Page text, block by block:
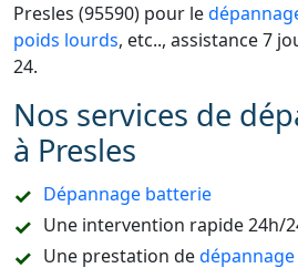
Presles (95590) pour le
poids lourds, etc.., assistance 7
24.
Nos services de
à Presles
Dépannage batterie
Une intervention rapide 24h/
Une prestation de